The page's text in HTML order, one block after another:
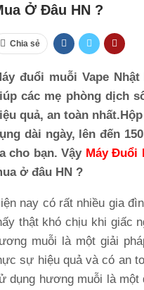
Ở Đâu HN ?
Chia sẻ
đuổi muỗi Vape
các mẹ phòng dịch
quả, an toàn
dài ngày, lên đến
cho bạn. Vậy Máy Đuổi
ở đâu HN ?
nay có rất nhiều gia
thật khó chịu khi giấc
muỗi là một giải
sự hiệu quả và có an
dụng hương muỗi là một